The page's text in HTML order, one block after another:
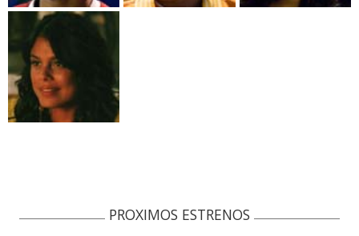
PROXIMOS ESTRENOS